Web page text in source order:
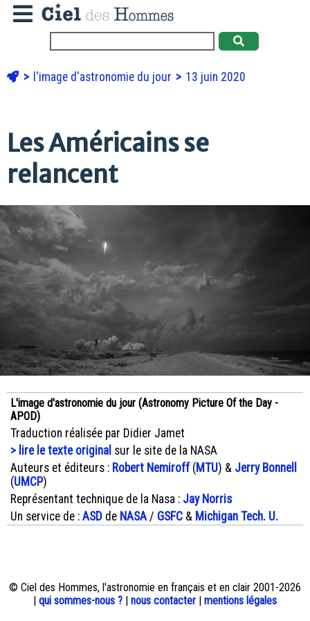
l'image d'astronomie du jour 13 juin 2020
Les Américains se
relancent
L'image d'astronomie du jour (Astronomy Picture Of the Day -
APOD)
Traduction réalisée par Didier Jamet
> lire le texte original sur le site de la NASA
Auteurs et éditeurs : Robert Nemiroff( MTU) & Jerry Bonnell
(UMCP)
Représentant technique de la Nasa : Jay Norris
Un service de : ASD de NASA/ GSFC & Michigan Tech. U.
© Ciel des Hommes, l'astronomie en français et en clair 2001-2026
qui sommes-nous ? nous contacter mentions légales